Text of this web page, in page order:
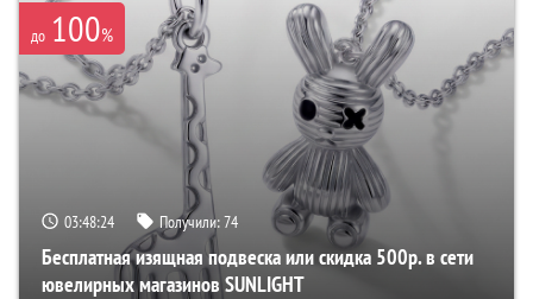
до 100%
03:48:24 Получили:74
Бесплатная изящная подвеска или скидка 500р. в сети
ювелирных магазинов SUNLIGHT